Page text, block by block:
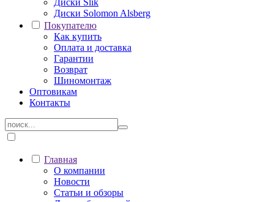
Диски Slik
Диски Solomon Alsberg
Покупателю
Как купить
Оплата и доставка
Гарантии
Возврат
Шиномонтаж
Оптовикам
Контакты
Главная
О компании
Новости
Статьи и обзоры